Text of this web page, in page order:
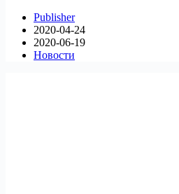
Publisher
2020-04-24
2020-06-19
Новости